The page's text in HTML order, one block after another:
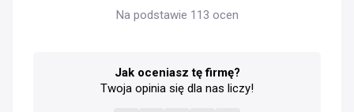
Na podstawie 113 ocen
Jak oceniasz tę firmę?
Twoja opinia się dla nas liczy!